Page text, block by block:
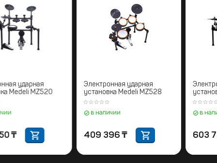
Электронная ударная
установка Medeli MZ520
в наличии
333 450
Электронная ударная
установка Medeli MZ528
в наличии
409 396